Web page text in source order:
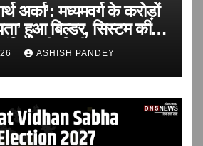
अर्का’: मध्यमवर्ग के करोड़ों
हुआ बिल्डर, सिस्टम की
की ‘वित्तीय हत्या’!
ASHISH PANDEY